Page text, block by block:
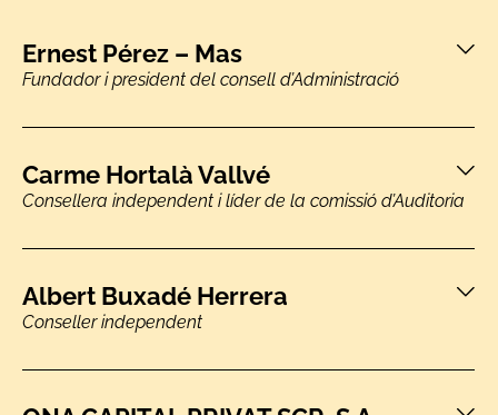
Ernest Pérez – Mas
Fundador i president del consell d’Administració
Carme Hortalà Vallvé
Consellera independent i líder de la comissió d’Auditoria
Albert Buxadé Herrera
Conseller independent